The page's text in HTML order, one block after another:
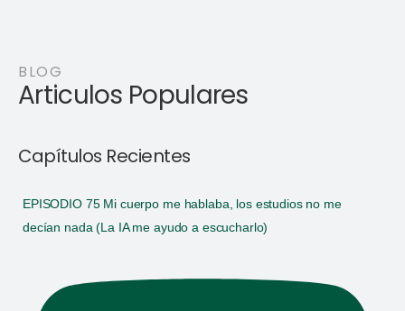
BLOG
Articulos Populares
Capítulos Recientes
EPISODIO 75 Mi cuerpo me hablaba, los estudios no me
decían nada (La IA me ayudo a escucharlo)